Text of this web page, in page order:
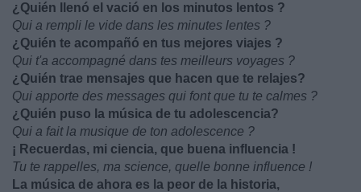
¿Quién llenó el vació en los minutos lentos ?
Qui a rempli le vide dans les minutes lentes ?
¿Quién te acompañó en tus mejores viajes ?
Qui t'a accompagné dans tes meilleurs voyages ?
¿Quién trae mensajes que hacen que te relajes?
Qui apporte des messages qui font que tu te calmes ?
¿Quién puso la música de tu adolescencia?
Qui a fait la musique de ton adolescence ?
¡ Recuerdas, mi ciencia, que buena influencia !
Tu te rappelles, ma science, quelle bonne influence !
La música de ahora es la peor de la historia,